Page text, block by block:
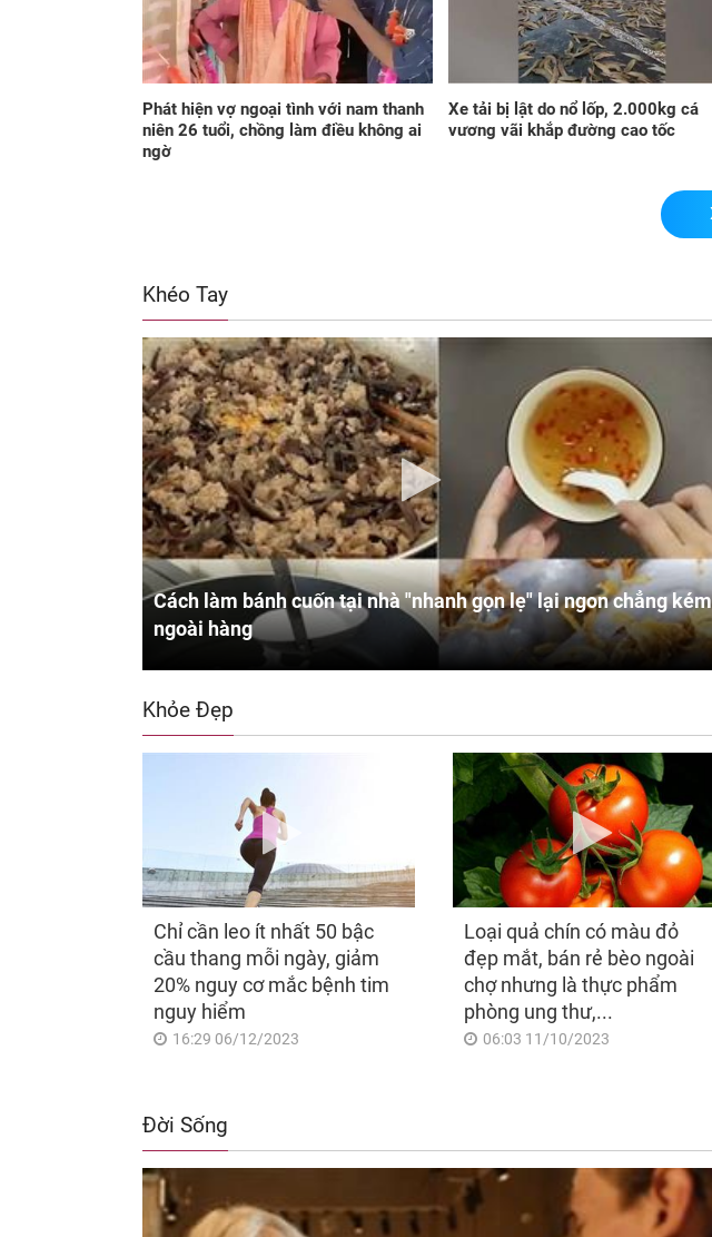
Phát hiện vợ ngoại tình với nam thanh
niên 26 tuổi, chồng làm điều không ai
ngờ
Xe tải bị lật do nổ lốp, 2.000kg cá
vương vãi khắp đường cao tốc
Khéo Tay
Cách làm bánh cuốn tại nhà "nhanh gọn lẹ" lại ngon chẳng kém
ngoài hàng
Khỏe Đẹp
Chỉ cần leo ít nhất 50 bậc
cầu thang mỗi ngày, giảm
20% nguy cơ mắc bệnh tim
nguy hiểm
16:29 06/12/2023
Loại quả chín có màu đỏ
đẹp mắt, bán rẻ bèo ngoài
chợ nhưng là thực phẩm
phòng ung thư,...
06:03 11/10/2023
Đời Sống